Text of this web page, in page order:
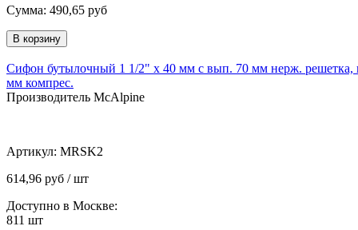
Сумма: 490,65 руб
Сифон бутылочный 1 1/2" х 40 мм с вып. 70 мм нерж. решетка,
мм компрес.
Производитель McAlpine
Артикул: MRSK2
614,96 руб / шт
Доступно в Москве:
811 шт